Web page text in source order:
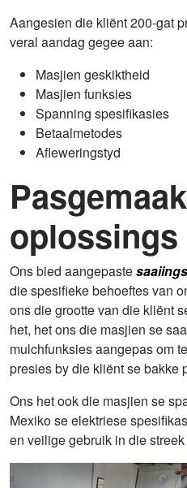
Aangesien die kliënt 200-gat
veral aandag gegee aan:
Masjien geskiktheid
Masjien funksies
Spanning spesifikasies
Betaalmetodes
Afleweringstyd
oplossings
Ons bied aangepaste
die spesifieke behoeftes van
ons die grootte van die kliënt
het, het ons die masjien se
mulchfunksies aangepas om
presies by die kliënt se bakke
Ons het ook die masjien se
Mexiko se elektriese
en veilige gebruik in die streek